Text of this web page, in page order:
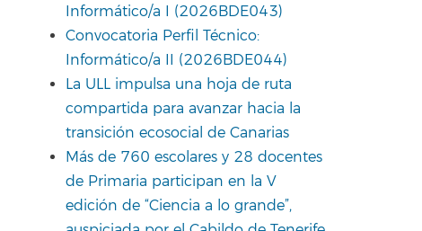
Informático/a I (2026BDE043)
Convocatoria Perfil Técnico:
Informático/a II (2026BDE044)
La ULL impulsa una hoja de ruta
compartida para avanzar hacia la
transición ecosocial de Canarias
Más de 760 escolares y 28 docentes
de Primaria participan en la V
edición de “Ciencia a lo grande”,